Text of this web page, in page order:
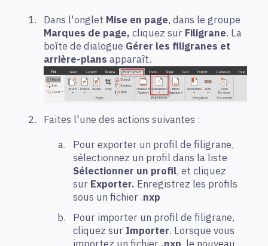
Dans l'onglet Mise en page, dans le groupe
Marques de page, cliquez sur Filigrane. La
boîte de dialogue Gérer les filigranes et
arrière-plans apparaît.
Faites l'une des actions suivantes :
Pour exporter un profil de filigrane,
sélectionnez un profil dans la liste
Sélectionner un profil, et cliquez
sur Exporter. Enregistrez les profils
sous un fichier .nxp
Pour importer un profil de filigrane,
cliquez sur Importer. Lorsque vous